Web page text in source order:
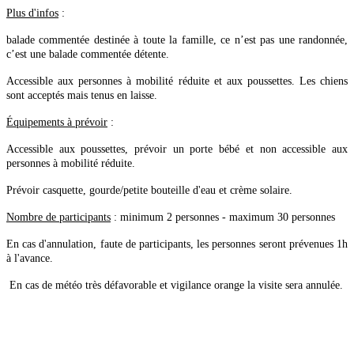
Plus d'infos :
balade commentée destinée à toute la famille, ce n’est pas une randonnée,
c’est une balade commentée détente.
Accessible aux personnes à mobilité réduite et aux poussettes. Les chiens
sont acceptés mais tenus en laisse.
Équipements à prévoir :
Accessible aux poussettes, prévoir un porte bébé et non accessible aux
personnes à mobilité réduite.
Prévoir casquette, gourde/petite bouteille d'eau et crème solaire.
Nombre de participants : minimum 2 personnes - maximum 30 personnes
En cas d'annulation, faute de participants, les personnes seront prévenues 1h
à l'avance.
En cas de météo très défavorable et vigilance orange la visite sera annulée.